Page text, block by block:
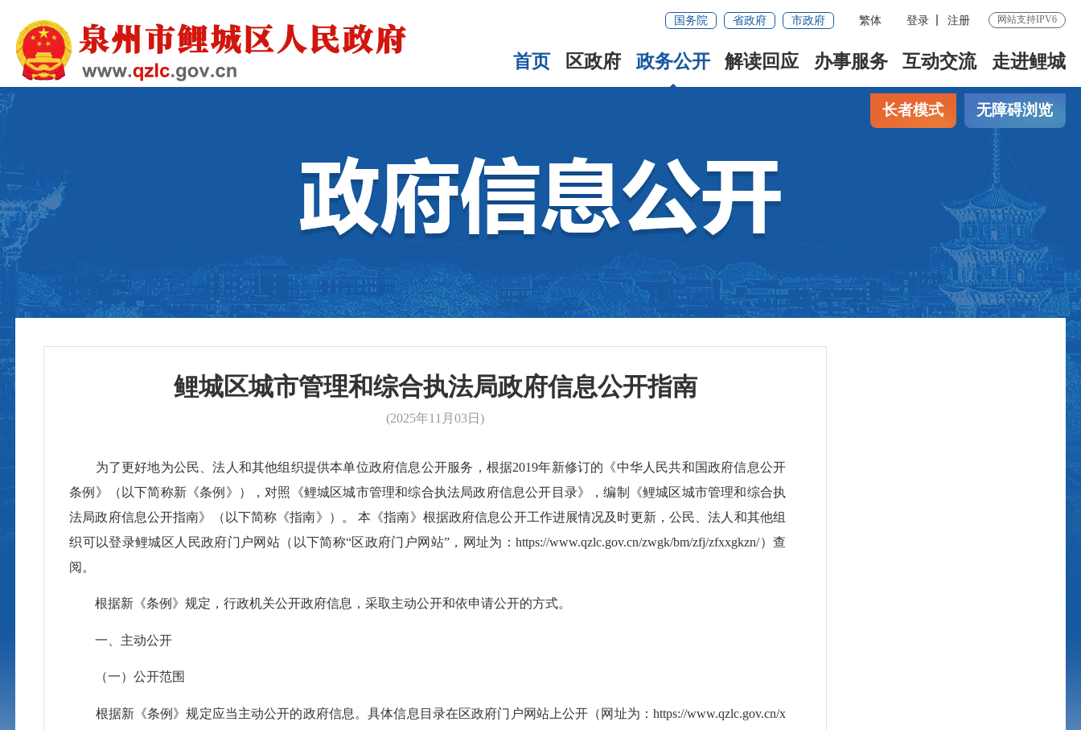
国务院 省政府 市政府 繁体 登录 注册 网站支持IPV6
首页 区政府 政务公开 解读回应 办事服务 互动交流 走进鲤城
长者模式 无障碍浏览
鲤城区城市管理和综合执法局政府信息公开指南
(2025年11月03日)
为了更好地为公民、法人和其他组织提供本单位政府信息公开服务，根据2019年新修订的《中华人民共和国政府信息公开
条例》（以下简称新《条例》），对照《鲤城区城市管理和综合执法局政府信息公开目录》，编制《鲤城区城市管理和综合执
法局政府信息公开指南》（以下简称《指南》）。 本《指南》根据政府信息公开工作进展情况及时更新，公民、法人和其他组
织可以登录鲤城区人民政府门户网站（以下简称“区政府门户网站”，网址为：https://www.qzlc.gov.cn/zwgk/bm/zfj/zfxxgkzn/）查
阅。
根据新《条例》规定，行政机关公开政府信息，采取主动公开和依申请公开的方式。
一、主动公开
（一）公开范围
根据新《条例》规定应当主动公开的政府信息。具体信息目录在区政府门户网站上公开（网址为：https://www.qzlc.gov.cn/x